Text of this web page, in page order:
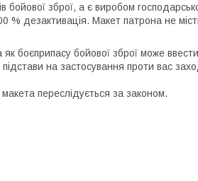
бойової зброї, а є виробом
дезактивація. Макет патрона не
як боєприпасу бойової зброї може
на застосування проти вас
переслідується за законом.